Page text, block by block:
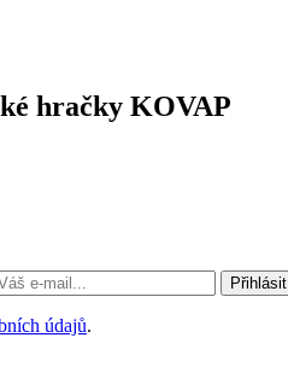
hračky KOVAP
Přihlásit
údajů.